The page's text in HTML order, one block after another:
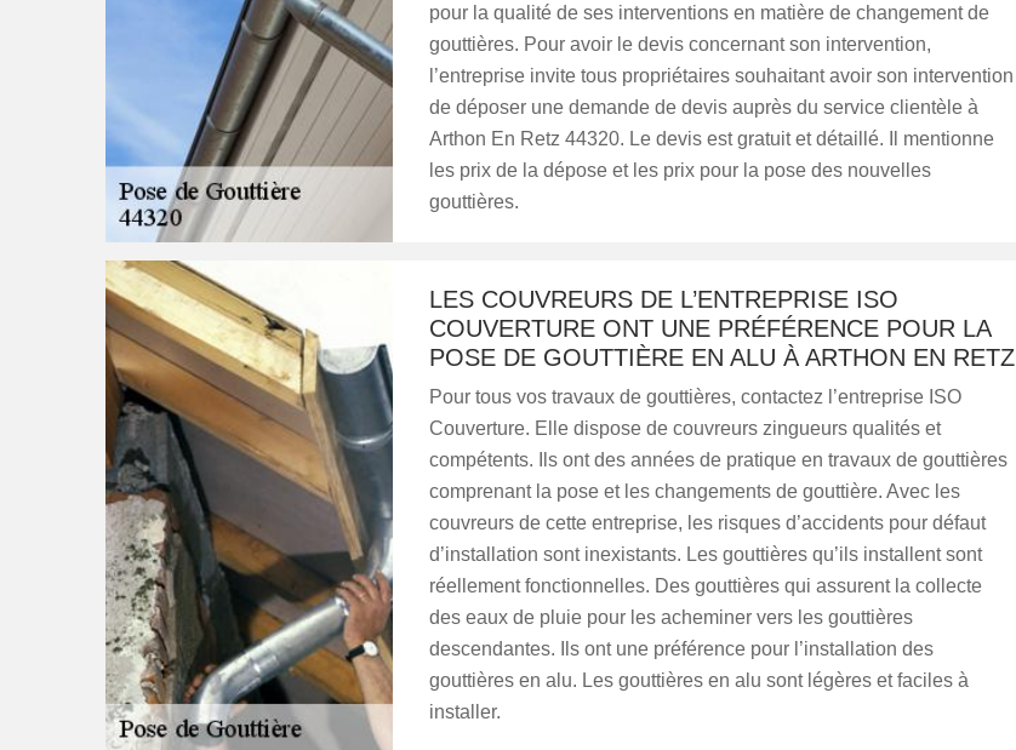
pour la qualité de ses interventions en matière de changement de
gouttières. Pour avoir le devis concernant son intervention,
l’entreprise invite tous propriétaires souhaitant avoir son intervention
de déposer une demande de devis auprès du service clientèle à
Arthon En Retz 44320. Le devis est gratuit et détaillé. Il mentionne
les prix de la dépose et les prix pour la pose des nouvelles
gouttières.
LES COUVREURS DE L’ENTREPRISE ISO
COUVERTURE ONT UNE PRÉFÉRENCE POUR LA
POSE DE GOUTTIÈRE EN ALU À ARTHON EN RETZ
Pour tous vos travaux de gouttières, contactez l’entreprise ISO
Couverture. Elle dispose de couvreurs zingueurs qualités et
compétents. Ils ont des années de pratique en travaux de gouttières
comprenant la pose et les changements de gouttière. Avec les
couvreurs de cette entreprise, les risques d’accidents pour défaut
d’installation sont inexistants. Les gouttières qu’ils installent sont
réellement fonctionnelles. Des gouttières qui assurent la collecte
des eaux de pluie pour les acheminer vers les gouttières
descendantes. Ils ont une préférence pour l’installation des
gouttières en alu. Les gouttières en alu sont légères et faciles à
installer.